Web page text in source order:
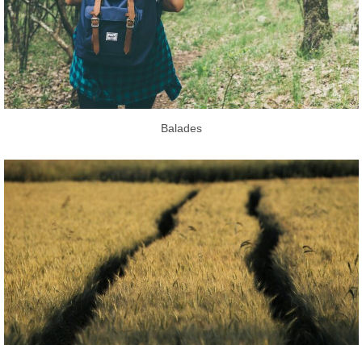
Balades